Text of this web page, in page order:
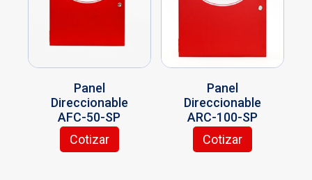
Panel
Direccionable
AFC-50-SP
Cotizar
Panel
Direccionable
ARC-100-SP
Cotizar